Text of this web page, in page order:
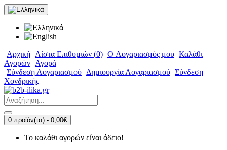
Αρχική Λίστα Επιθυμιών (0) O Λογαριασμός μου Καλάθι
Αγορών Αγορά
Σύνδεση Λογαριασμού Δημιουργία Λογαριασμού Σύνδεση
Χονδρικής
0 προϊόν(τα) - 0,00€
Το καλάθι αγορών είναι άδειο!